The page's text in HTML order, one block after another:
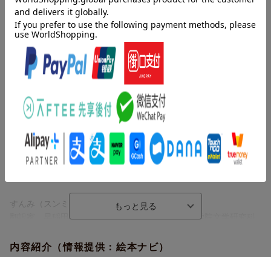
ル、がんばれ！」
著者情報（「BOOK」データベースより）
ウンソホル
作家。韓国在住。『５番レーン』で第２１回文学トンネ児童文学
賞大賞を受賞し、作家活動を始めた
画家。韓国在住。『本の掃除屋さんソソ』で２０１２年にボロー
ニャ国際児童図書展「今年のイラストレーター」に選出され、
『ゾウのおじさんと１００つぶのしずく』で２０１３年ブラティ
すんみ（スンミ）
翻訳家。早稲田大学文化構想学部卒業、同大学大学院文学研究科
ていたものです）
内容紹介（情報提供：絵本ナビ）